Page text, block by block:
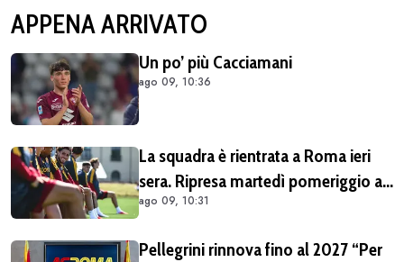
APPENA ARRIVATO
Un po’ più Cacciamani
ago 09, 10:36
La squadra è rientrata a Roma ieri
sera. Ripresa martedì pomeriggio a
Trigoria
ago 09, 10:31
Pellegrini rinnova fino al 2027 “Per